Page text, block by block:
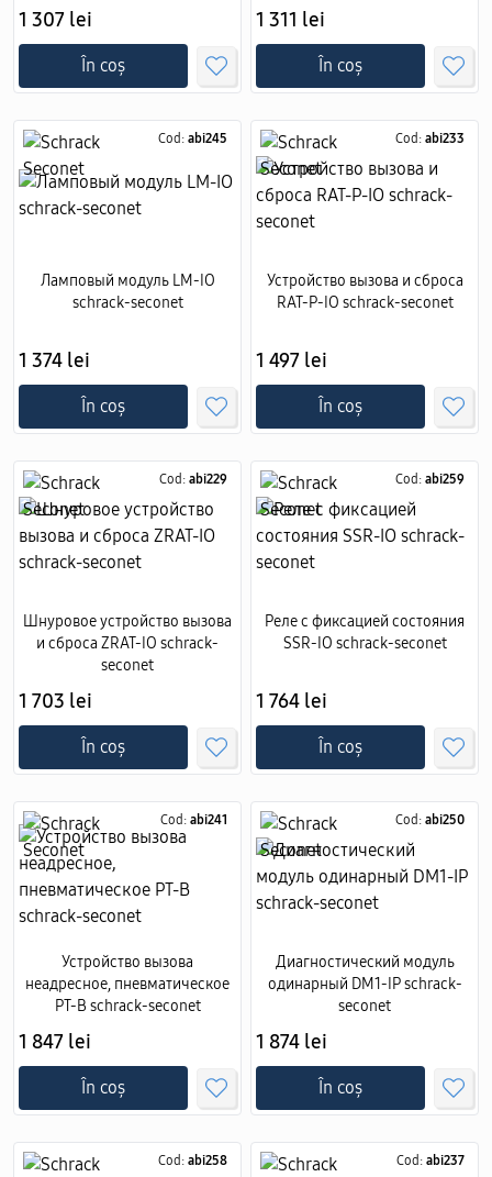
1 307 lei
În coș
1 311 lei
În coș
Cod: abi245
Ламповый модуль LM-IO
schrack-seconet
1 374 lei
În coș
Cod: abi233
Устройство вызова и сброса
RAT-P-IO schrack-seconet
1 497 lei
În coș
Cod: abi229
Шнуровое устройство вызова
и сброса ZRAT-IO schrack-
seconet
1 703 lei
În coș
Cod: abi259
Реле с фиксацией состояния
SSR-IO schrack-seconet
1 764 lei
În coș
Cod: abi241
Устройство вызова
неадресное, пневматическое
PT-B schrack-seconet
1 847 lei
În coș
Cod: abi250
Диагностический модуль
одинарный DM1-IP schrack-
seconet
1 874 lei
În coș
Cod: abi258 Cod: abi237